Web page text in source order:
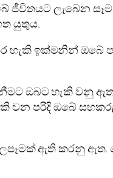
ලැබෙන සෑම
යුතුය.
හැකි ඉක්මනින්
ඔබට හැකි වනු
වන පරිදි ඔබේ
ඇති කරනු ඇත.